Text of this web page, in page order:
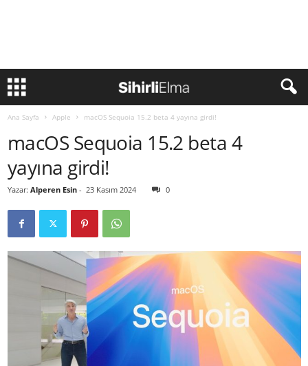
Ana Sayfa Apple macOS Sequoia 15.2 beta 4 yayına girdi!
macOS Sequoia 15.2 beta 4
yayına girdi!
Yazar: Alperen Esin - 23 Kasım 2024 0